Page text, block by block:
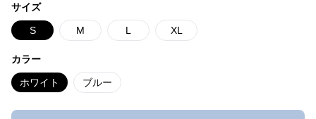
サイズ
S M L XL
カラー
ホワイト ブルー